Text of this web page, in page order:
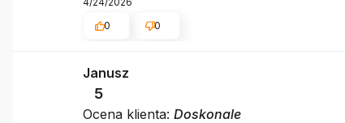
0
0
Janusz
5
Ocena klienta: Doskonale